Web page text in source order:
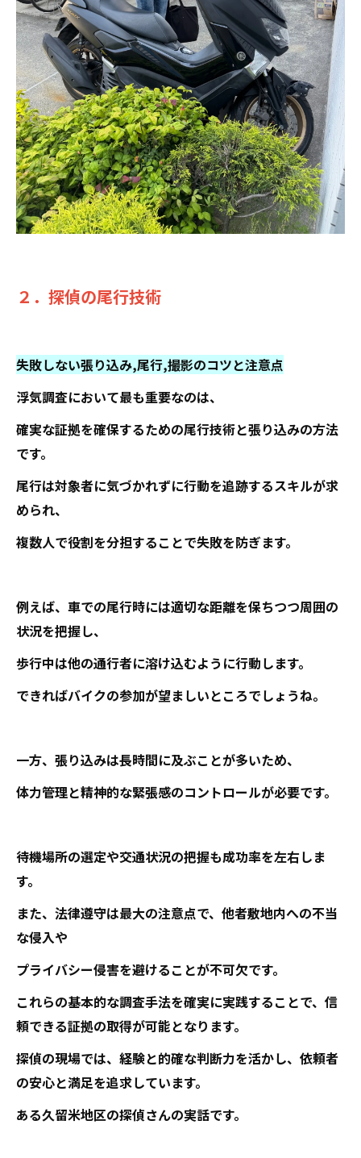
２．探偵の尾行技術
失敗しない張り込み,尾行,撮影のコツと注意点
浮気調査において最も重要なのは、
確実な証拠を確保するための尾行技術と張り込みの方法
です。
尾行は対象者に気づかれずに行動を追跡するスキルが求
められ、
複数人で役割を分担することで失敗を防ぎます。
例えば、車での尾行時には適切な距離を保ちつつ周囲の
状況を把握し、
歩行中は他の通行者に溶け込むように行動します。
できればバイクの参加が望ましいところでしょうね。
一方、張り込みは長時間に及ぶことが多いため、
体力管理と精神的な緊張感のコントロールが必要です。
待機場所の選定や交通状況の把握も成功率を左右しま
す。
また、法律遵守は最大の注意点で、他者敷地内への不当
な侵入や
プライバシー侵害を避けることが不可欠です。
これらの基本的な調査手法を確実に実践することで、信
頼できる証拠の取得が可能となります。
探偵の現場では、経験と的確な判断力を活かし、依頼者
の安心と満足を追求しています。
ある久留米地区の探偵さんの実話です。